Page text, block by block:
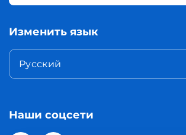
Изменить язык
Русский
Наши соцсети